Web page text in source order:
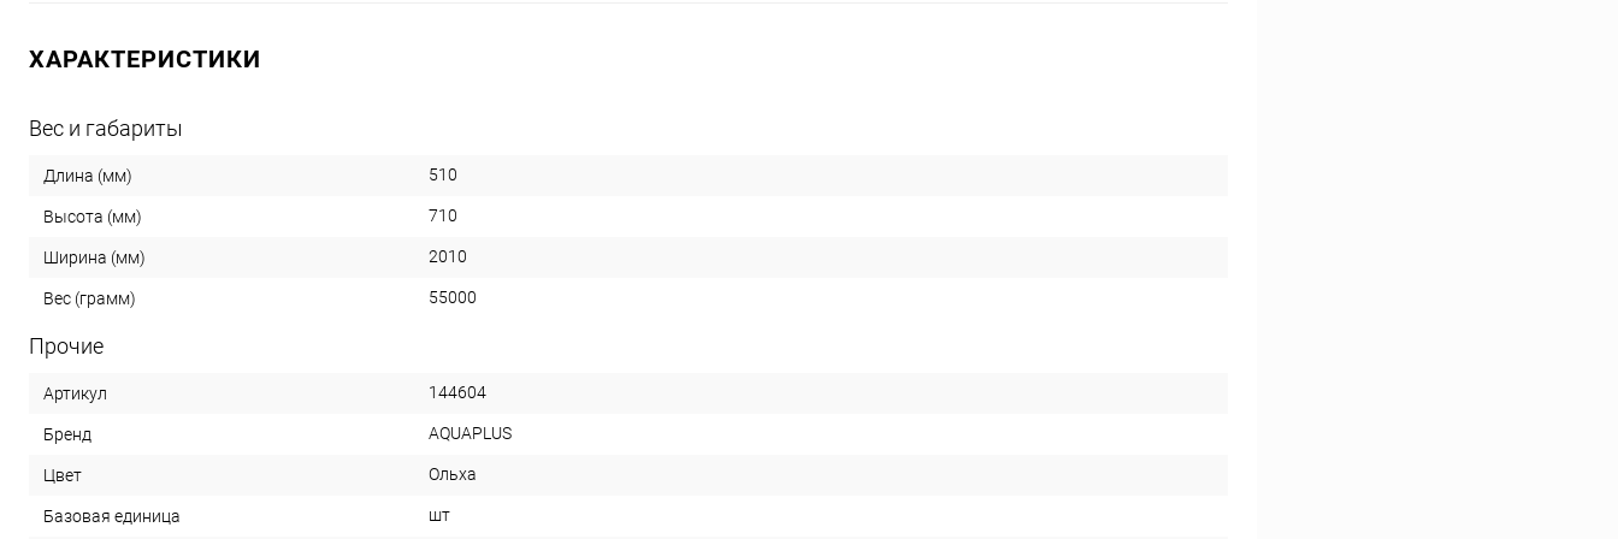
ХАРАКТЕРИСТИКИ
Вес и габариты
Длина (мм) 510
Высота (мм) 710
Ширина (мм) 2010
Вес (грамм) 55000
Прочие
Артикул 144604
Бренд AQUAPLUS
Цвет Ольха
Базовая единица шт